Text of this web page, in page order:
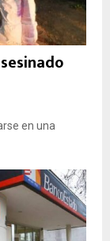
en una